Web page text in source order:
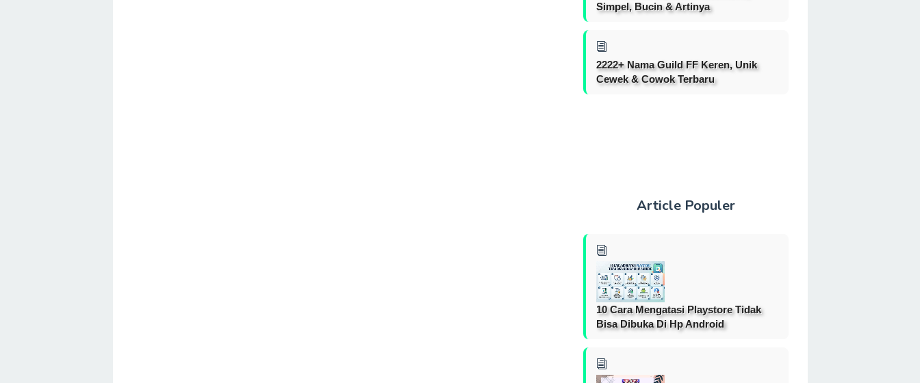
Simpel, Bucin & Artinya
2222+ Nama Guild FF Keren, Unik
Cewek & Cowok Terbaru
Article Populer
10 Cara Mengatasi Playstore Tidak
Bisa Dibuka Di Hp Android